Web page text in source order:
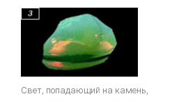
Свет, попадающий на камень,